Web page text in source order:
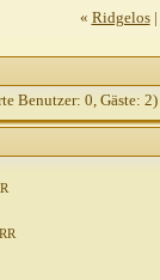
« Ridgelos|
Benutzer: 0, Gäste: 2)